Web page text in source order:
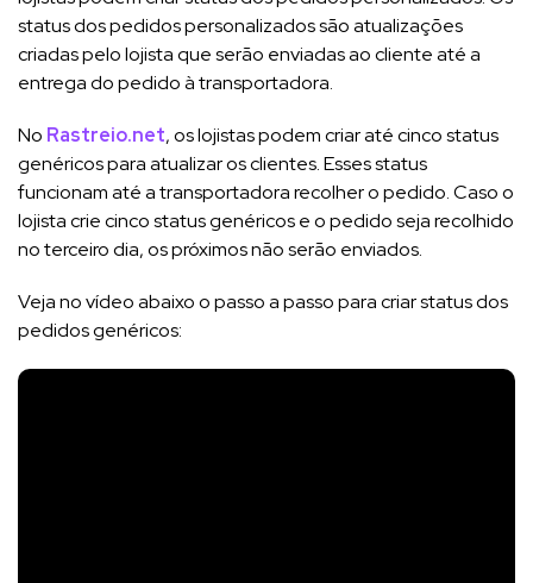
status dos pedidos personalizados são atualizações
criadas pelo lojista que serão enviadas ao cliente até a
entrega do pedido à transportadora.
No Rastreio.net, os lojistas podem criar até cinco status
genéricos para atualizar os clientes. Esses status
funcionam até a transportadora recolher o pedido. Caso o
lojista crie cinco status genéricos e o pedido seja recolhido
no terceiro dia, os próximos não serão enviados.
Veja no vídeo abaixo o passo a passo para criar status dos
pedidos genéricos: